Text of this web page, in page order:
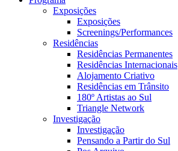
Exposições
Exposições
Screenings/Performances
Residências
Residências Permanentes
Residências Internacionais
Alojamento Criativo
Residências em Trânsito
180º Artistas ao Sul
Triangle Network
Investigação
Investigação
Pensando a Partir do Sul